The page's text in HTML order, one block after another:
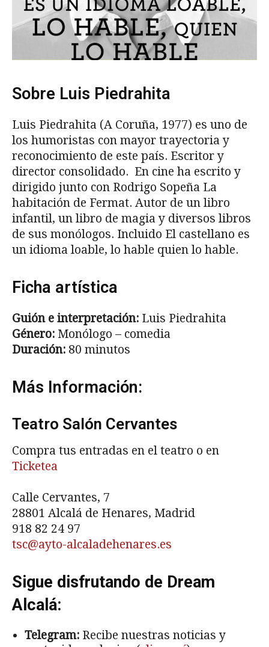
Sobre Luis Piedrahita
Luis Piedrahita (A Coruña, 1977) es uno de
los humoristas con mayor trayectoria y
reconocimiento de este país. Escritor y
director consolidado. En cine ha escrito y
dirigido junto con Rodrigo Sopeña La
habitación de Fermat. Autor de un libro
infantil, un libro de magia y diversos libros
de sus monólogos. Incluido El castellano es
un idioma loable, lo hable quien lo hable.
Ficha artística
Guión e interpretación: Luis Piedrahita
Género: Monólogo – comedia
Duración: 80 minutos
Más Información:
Teatro Salón Cervantes
Compra tus entradas en el teatro o en
Ticketea
Calle Cervantes, 7
28801 Alcalá de Henares, Madrid
918 82 24 97
tsc@ayto-alcaladehenares.es
Sigue disfrutando de Dream
Alcalá:
Telegram: Recibe nuestras noticias y